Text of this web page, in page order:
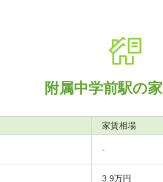
附属中学前駅の
家賃相場
-
3.9万円